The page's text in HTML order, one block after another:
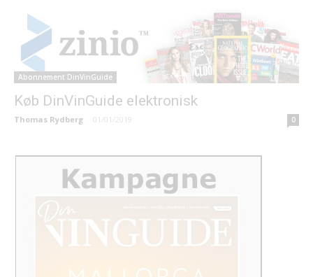
Abonnement DinVinGuide
Køb DinVinGuide elektronisk
Thomas Rydberg 01/01/2019 0